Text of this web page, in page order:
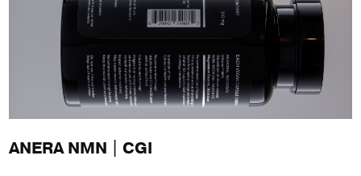
ANERA NMN | CGI